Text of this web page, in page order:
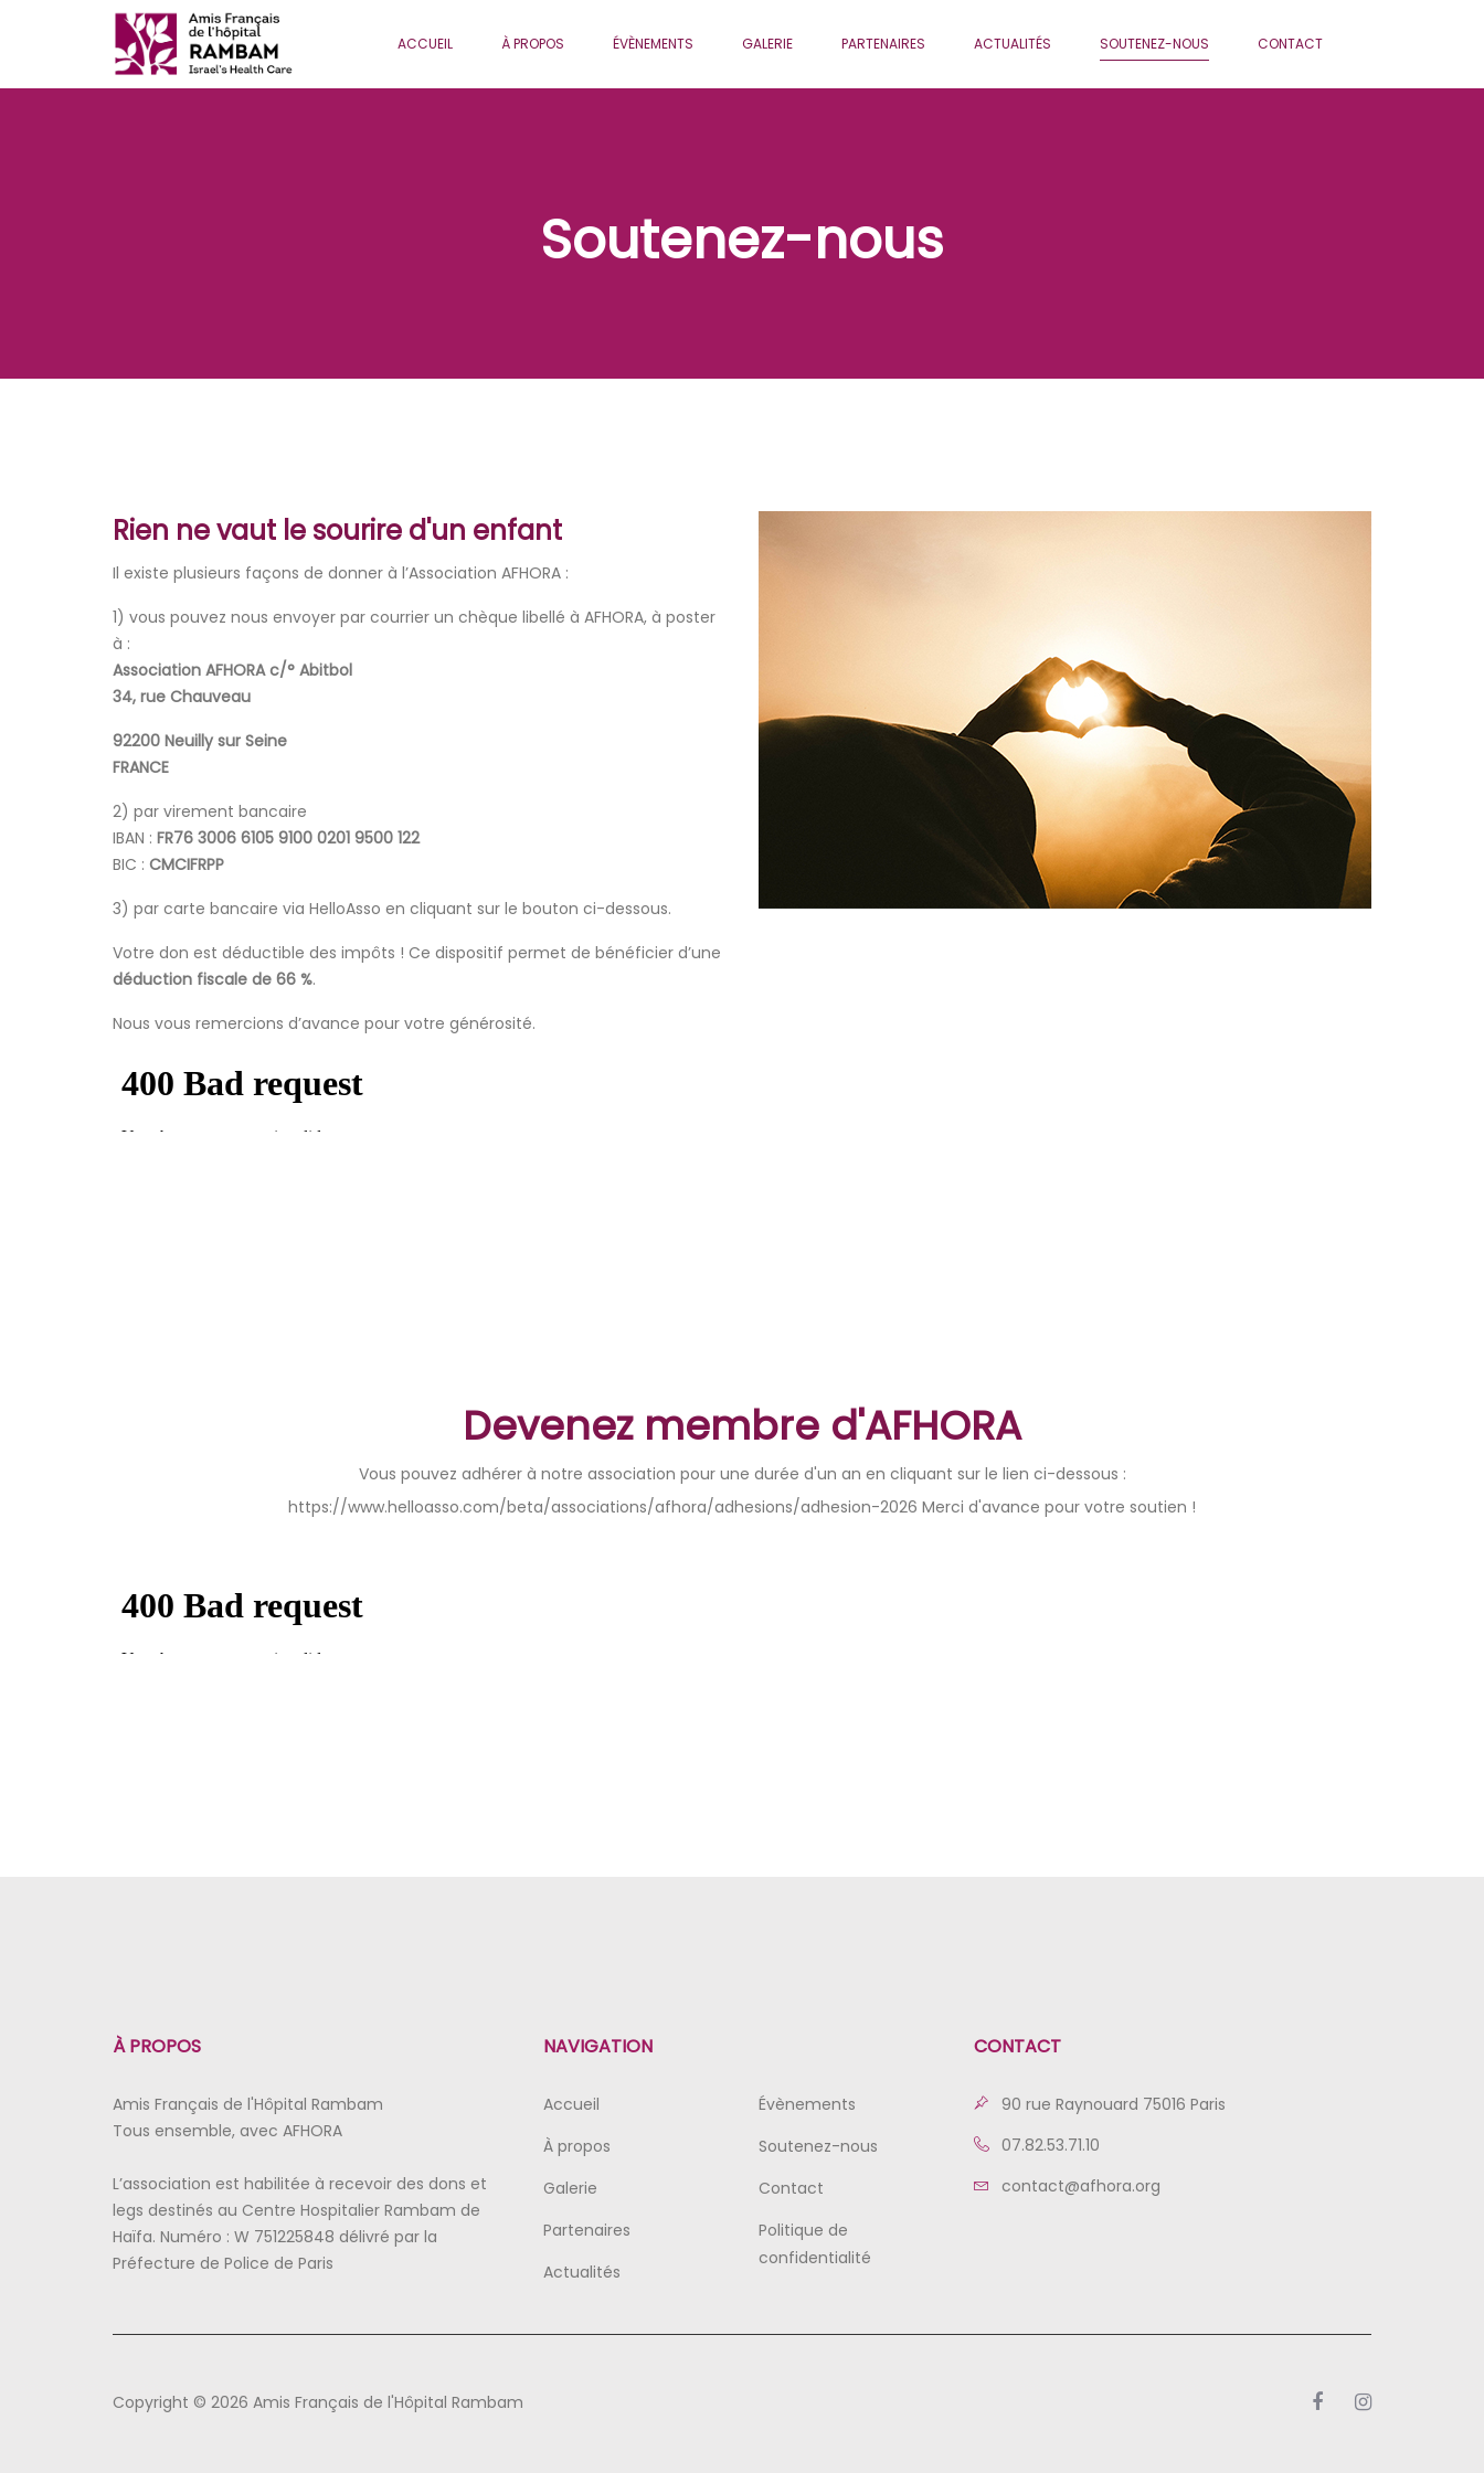
ACCUEIL À PROPOS ÉVÈNEMENTS GALERIE PARTENAIRES ACTUALITÉS SOUTENEZ-NOUS CONTACT
Soutenez-nous
Rien ne vaut le sourire d'un enfant
Il existe plusieurs façons de donner à l’Association AFHORA :
1) vous pouvez nous envoyer par courrier un chèque libellé à AFHORA, à poster
à :
Association AFHORA c/° Abitbol
34, rue Chauveau
92200 Neuilly sur Seine
FRANCE
2) par virement bancaire
IBAN : FR76 3006 6105 9100 0201 9500 122
BIC : CMCIFRPP
3) par carte bancaire via HelloAsso en cliquant sur le bouton ci-dessous.
Votre don est déductible des impôts ! Ce dispositif permet de bénéficier d’une
déduction fiscale de 66 %.
Nous vous remercions d’avance pour votre générosité.
Devenez membre d'AFHORA
Vous pouvez adhérer à notre association pour une durée d'un an en cliquant sur le lien ci-dessous :
https://www.helloasso.com/beta/associations/afhora/adhesions/adhesion-2026 Merci d'avance pour votre soutien !
À PROPOS
Amis Français de l'Hôpital Rambam
Tous ensemble, avec AFHORA
L’association est habilitée à recevoir des dons et
legs destinés au Centre Hospitalier Rambam de
Haïfa. Numéro : W 751225848 délivré par la
Préfecture de Police de Paris
NAVIGATION
Accueil
À propos
Galerie
Partenaires
Actualités
Évènements
Soutenez-nous
Contact
Politique de
confidentialité
CONTACT
90 rue Raynouard 75016 Paris
07.82.53.71.10
contact@afhora.org
Copyright © 2026 Amis Français de l'Hôpital Rambam